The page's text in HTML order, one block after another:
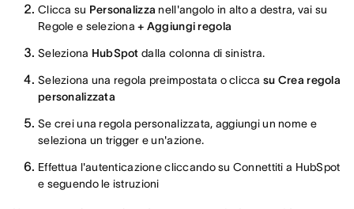
Clicca su Personalizza nell'angolo in alto a destra, vai su
Regole e seleziona+ Aggiungi regola
Seleziona HubSpot dalla colonna di sinistra.
Seleziona una regola preimpostata o cliccasu Crea regola
personalizzata
Se crei una regola personalizzata, aggiungi un nome e
seleziona un trigger e un'azione.
Effettua l'autenticazione cliccando su Connettiti a HubSpot
e seguendo le istruzioni